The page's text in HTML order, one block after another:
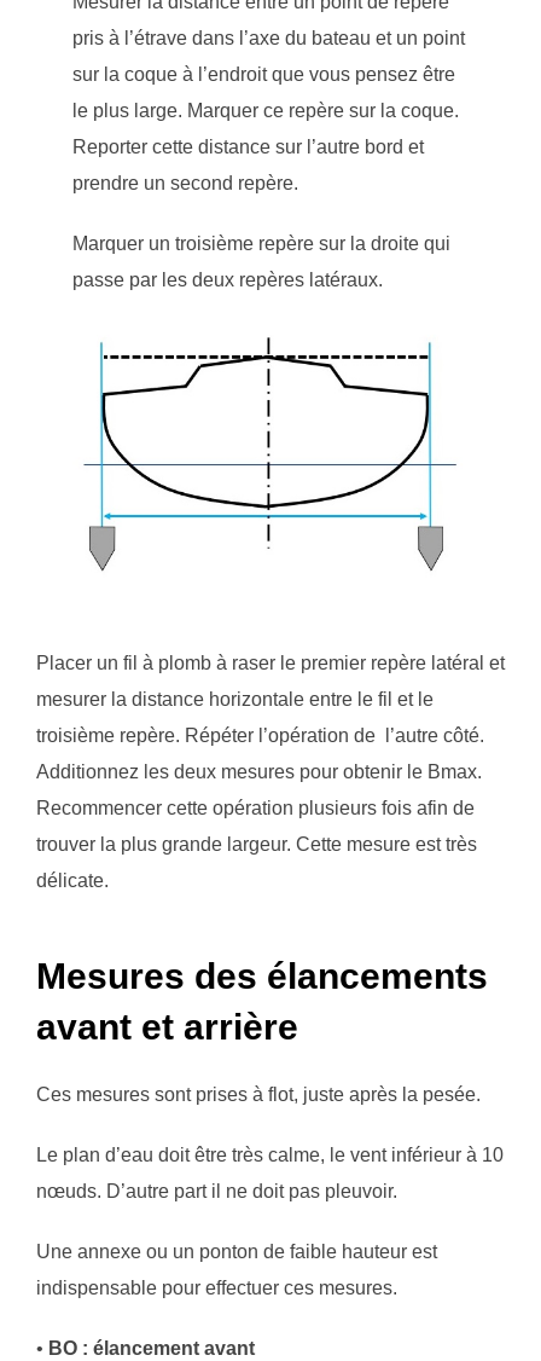
pris à l’étrave dans l’axe du bateau et un point
sur la coque à l’endroit que vous pensez être
le plus large. Marquer ce repère sur la coque.
Reporter cette distance sur l’autre bord et
prendre un second repère.
Marquer un troisième repère sur la droite qui
passe par les deux repères latéraux.
Placer un fil à plomb à raser le premier repère latéral et
mesurer la distance horizontale entre le fil et le
troisième repère. Répéter l’opération de l’autre côté.
Additionnez les deux mesures pour obtenir le Bmax.
Recommencer cette opération plusieurs fois afin de
trouver la plus grande largeur. Cette mesure est très
délicate.
Mesures des élancements
avant et arrière
Ces mesures sont prises à flot, juste après la pesée.
Le plan d’eau doit être très calme, le vent inférieur à 10
nœuds. D’autre part il ne doit pas pleuvoir.
Une annexe ou un ponton de faible hauteur est
indispensable pour effectuer ces mesures.
• BO : élancement avant